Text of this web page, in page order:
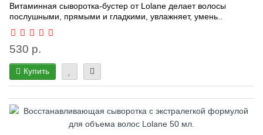
Витаминная сыворотка-бустер от Lolane делает волосы
послушными, прямыми и гладкими, увлажняет, умень..
530 р.
Купить